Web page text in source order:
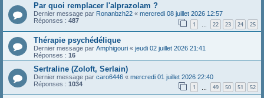
Par quoi remplacer l'alprazolam ?
Dernier message par Ronanbzh22 « mercredi 08 juillet 2026 12:57
Réponses : 487 1 … 22 23 24 25
Thérapie psychédélique
Dernier message par Amphigouri « jeudi 02 juillet 2026 21:41
Réponses : 16
Sertraline (Zoloft, Serlain)
Dernier message par caro6446 « mercredi 01 juillet 2026 22:40
Réponses : 1034 1 49 50 51 52